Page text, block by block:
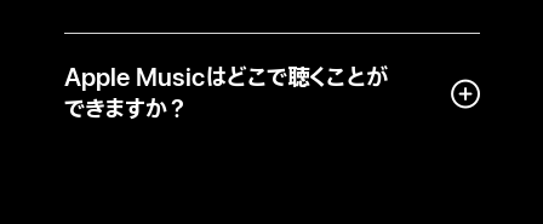
Apple Musicはどこで聴くことが
できますか？